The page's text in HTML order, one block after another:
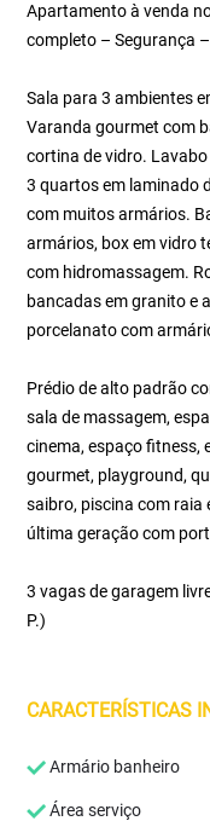
Apartamento à venda
completo – Segurança
Sala para 3 ambientes
Varanda gourmet com
cortina de vidro.
3 quartos em laminado
com muitos armários.
armários, box em vidro
com hidromassagem.
bancadas em granito e
porcelanato com
Prédio de alto padrão
sala de massagem,
cinema, espaço fitness,
gourmet, playground,
saibro, piscina com raia
última geração com
3 vagas de garagem
P.)
CARACTERÍSTICAS
Armário banheiro
Área serviço